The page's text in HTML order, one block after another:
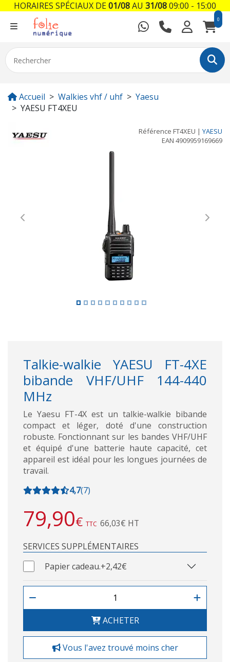
0
Accueil Walkies vhf / uhf
Yaesu
YAESU FT4XEU
Référence FT4XEU | YAESU
EAN 4909959169669
Previous Next
Talkie-walkie YAESU FT-4XE
bibande VHF/UHF 144-440
MHz
Le Yaesu FT-4X est un talkie-walkie bibande
compact et léger, doté d'une construction
robuste. Fonctionnant sur les bandes VHF/UHF
et équipé d'une batterie haute capacité, cet
appareil est idéal pour les longues journées de
travail.
4,7(7)
79,90€ TTC 66,03€ HT
SERVICES SUPPLÉMENTAIRES
Papier cadeau.+2,42€
ACHETER
Vous l'avez trouvé moins cher
HORAIRES SPÉCIAUX DE01/08AU 31/0809:00 - 15:00